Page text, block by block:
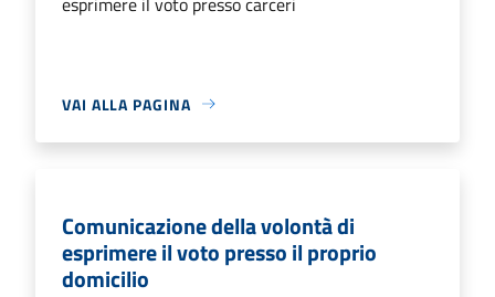
VAI ALLA PAGINA
Comunicazione della volontà di
esprimere il voto presso il proprio
domicilio